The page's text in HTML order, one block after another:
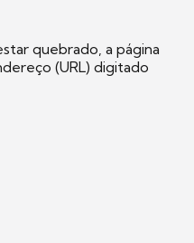
quebrado, a página
(URL) digitado